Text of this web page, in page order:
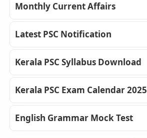
Monthly Current Affairs
Latest PSC Notification
Kerala PSC Syllabus Download
Kerala PSC Exam Calendar 2025
English Grammar Mock Test